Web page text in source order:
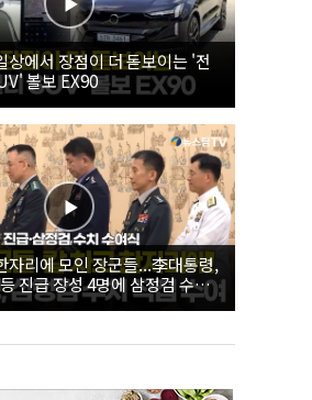
에서 장점이 더 돋보이는 '전
볼보 EX90
리에 모인 장군들...李대통령,
진급 장성 4명에 삼정검 수치
장성 진급·삼정검 수치